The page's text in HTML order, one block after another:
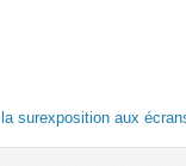
surexposition aux